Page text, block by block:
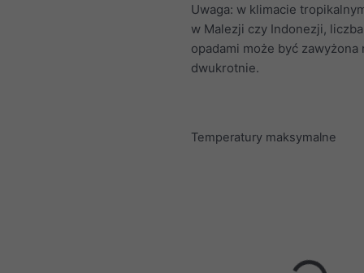
Uwaga: w klimacie
w Malezji czy Indonezji,
opadami może być zawyżona
dwukrotnie.
Temperatury maksymalne